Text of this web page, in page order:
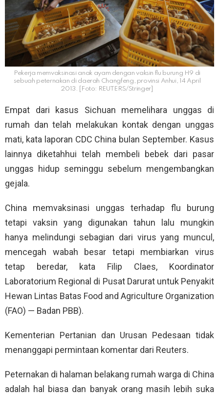
Pekerja memvaksinasi anak ayam dengan vaksin flu burung H9 di
sebuah peternakan di daerah Changfeng, provinsi Anhui, 14 April
2013. [Foto: REUTERS/Stringer]
Empat dari kasus Sichuan memelihara unggas di
rumah dan telah melakukan kontak dengan unggas
mati, kata laporan CDC China bulan September. Kasus
lainnya diketahhui telah membeli bebek dari pasar
unggas hidup seminggu sebelum mengembangkan
gejala.
China memvaksinasi unggas terhadap flu burung
tetapi vaksin yang digunakan tahun lalu mungkin
hanya melindungi sebagian dari virus yang muncul,
mencegah wabah besar tetapi membiarkan virus
tetap beredar, kata Filip Claes, Koordinator
Laboratorium Regional di Pusat Darurat untuk Penyakit
Hewan Lintas Batas Food and Agriculture Organization
(FAO) — Badan PBB).
Kementerian Pertanian dan Urusan Pedesaan tidak
menanggapi permintaan komentar dari Reuters.
Peternakan di halaman belakang rumah warga di China
adalah hal biasa dan banyak orang masih lebih suka